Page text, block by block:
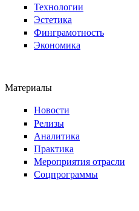
Технологии
Эстетика
Финграмотность
Экономика
Материалы
Новости
Релизы
Аналитика
Практика
Мероприятия отрасли
Соцпрограммы